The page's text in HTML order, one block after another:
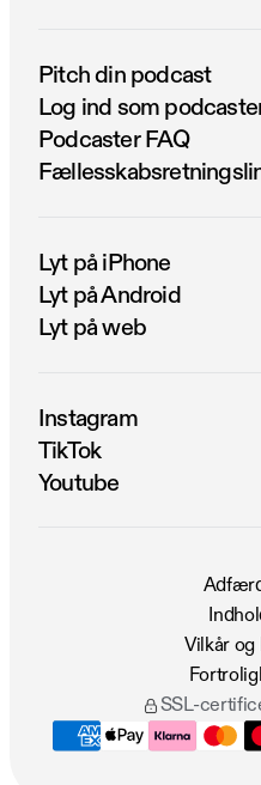
Pitch din podcast
Log ind som
Podcaster FAQ
Lyt på iPhone
Lyt på Android
Lyt på web
Instagram
TikTok
Youtube
Vilkår
SSL-